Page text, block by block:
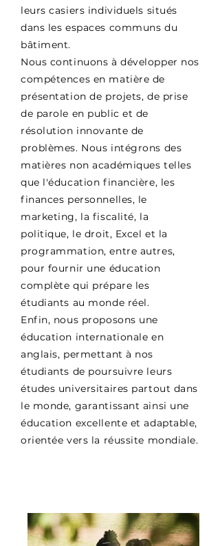
leurs casiers individuels situés
dans les espaces communs du
bâtiment.
Nous continuons à développer nos
compétences en matière de
présentation de projets, de prise
de parole en public et de
résolution innovante de
problèmes. Nous intégrons des
matières non académiques telles
que l'éducation financière, les
finances personnelles, le
marketing, la fiscalité, la
politique, le droit, Excel et la
programmation, entre autres,
pour fournir une éducation
complète qui prépare les
étudiants au monde réel.
Enfin, nous proposons une
éducation internationale en
anglais, permettant à nos
étudiants de poursuivre leurs
études universitaires partout dans
le monde, garantissant ainsi une
éducation excellente et adaptable,
orientée vers la réussite mondiale.